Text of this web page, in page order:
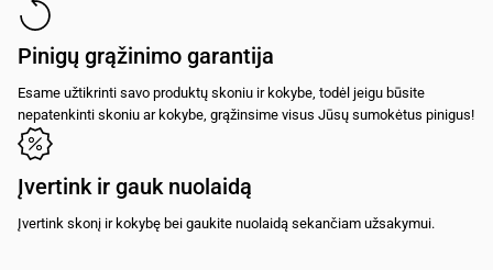
Pinigų grąžinimo garantija
Esame užtikrinti savo produktų skoniu ir kokybe, todėl jeigu būsite
nepatenkinti skoniu ar kokybe, grąžinsime visus Jūsų sumokėtus pinigus!
Įvertink ir gauk nuolaidą
Įvertink skonį ir kokybę bei gaukite nuolaidą sekančiam užsakymui.